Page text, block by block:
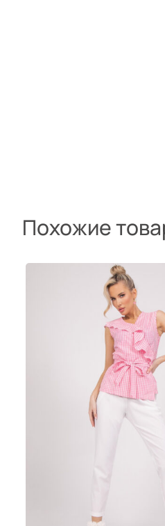
Похожие